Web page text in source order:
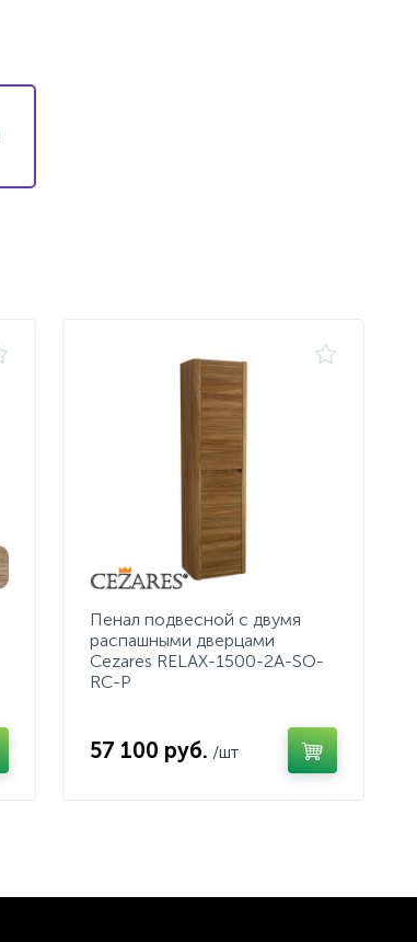
Пенал подвесной с двумя
распашными дверцами
Cezares RELAX-1500-2A-SO-
RC-P
57 100 руб. /шт